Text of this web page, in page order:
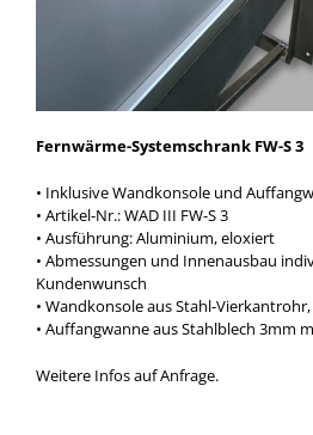
Fernwärme-Systemschrank FW-S 3
• Inklusive Wandkonsole und
• Artikel-Nr.: WAD III FW-S 3
• Ausführung: Aluminium, eloxiert
• Abmessungen und Innenausbau
Kundenwunsch
• Wandkonsole aus Stahl-
• Auffangwanne aus Stahlblech 3mm
Weitere Infos auf Anfrage.